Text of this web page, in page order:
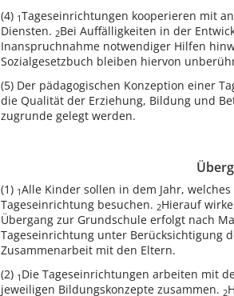
(4) 1Tageseinrichtungen kooperieren mit
Diensten. 2Bei Auffälligkeiten in der
Inanspruchnahme notwendiger Hilfen
Sozialgesetzbuch bleiben hiervon
(5) Der pädagogischen Konzeption einer
die Qualität der Erziehung, Bildung und
zugrunde gelegt werden.
(1) 1Alle Kinder sollen in dem Jahr,
Tageseinrichtung besuchen. 2Hierauf
Übergang zur Grundschule erfolgt nach
Tageseinrichtung unter Berücksichtigung
Zusammenarbeit mit den Eltern.
(2) 1 Die Tageseinrichtungen arbeiten mit
jeweiligen Bildungskonzepte zusammen. 2